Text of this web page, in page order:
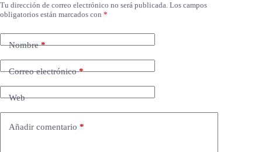
Tu dirección de correo electrónico no será publicada. Los campos
obligatorios están marcados con *
Nombre*
Correo electrónico*
Web
Añadir comentario *